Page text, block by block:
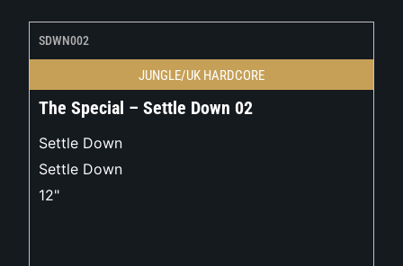
SDWN002
JUNGLE/UK HARDCORE
The Special – Settle Down 02
Settle Down
Settle Down
12"